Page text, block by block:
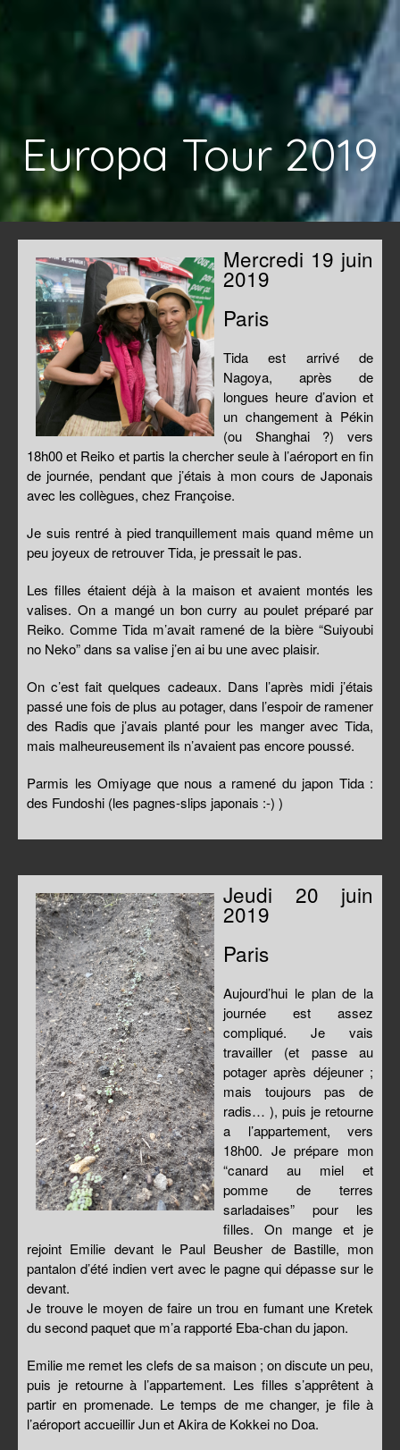
Europa Tour 2019
Mercredi 19 juin
2019
Paris
Tida est arrivé de
Nagoya, après de
longues heure d’avion et
un changement à Pékin
(ou Shanghai ?) vers
18h00 et Reiko et partis la chercher seule à l’aéroport en fin
de journée, pendant que j’étais à mon cours de Japonais
avec les collègues, chez Françoise.
Je suis rentré à pied tranquillement mais quand même un
peu joyeux de retrouver Tida, je pressait le pas.
Les filles étaient déjà à la maison et avaient montés les
valises. On a mangé un bon curry au poulet préparé par
Reiko. Comme Tida m’avait ramené de la bière “Suiyoubi
no Neko” dans sa valise j’en ai bu une avec plaisir.
On c’est fait quelques cadeaux. Dans l’après midi j’étais
passé une fois de plus au potager, dans l’espoir de ramener
des Radis que j’avais planté pour les manger avec Tida,
mais malheureusement ils n’avaient pas encore poussé.
Parmis les Omiyage que nous a ramené du japon Tida :
des Fundoshi (les pagnes-slips japonais :-) )
Jeudi 20 juin
2019
Paris
Aujourd’hui le plan de la
journée est assez
compliqué. Je vais
travailler (et passe au
potager après déjeuner ;
mais toujours pas de
radis… ), puis je retourne
a l’appartement, vers
18h00. Je prépare mon
“canard au miel et
pomme de terres
sarladaises” pour les
filles. On mange et je
rejoint Emilie devant le Paul Beusher de Bastille, mon
pantalon d’été indien vert avec le pagne qui dépasse sur le
devant.
Je trouve le moyen de faire un trou en fumant une Kretek
du second paquet que m’a rapporté Eba-chan du japon.
Emilie me remet les clefs de sa maison ; on discute un peu,
puis je retourne à l’appartement. Les filles s’apprêtent à
partir en promenade. Le temps de me changer, je file à
l’aéroport accueillir Jun et Akira de Kokkei no Doa.